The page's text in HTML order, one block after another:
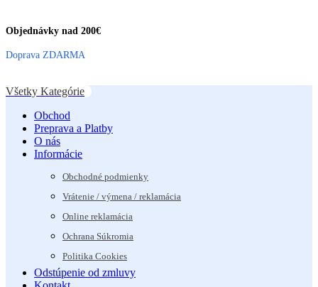
Objednávky nad 200€
Doprava ZDARMA
Všetky Kategórie
Obchod
Preprava a Platby
O nás
Informácie
Obchodné podmienky
Vrátenie / výmena / reklamácia
Online reklamácia
Ochrana Súkromia
Politika Cookies
Odstúpenie od zmluvy